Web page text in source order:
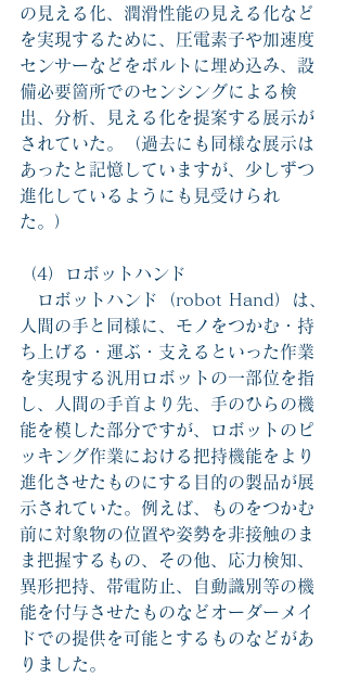
の見える化、潤滑性能の見える化など
を実現するために、圧電素子や加速度
センサーなどをボルトに埋め込み、設
備必要箇所でのセンシングによる検
出、分析、見える化を提案する展示が
されていた。（過去にも同様な展示は
あったと記憶していますが、少しずつ
進化しているようにも見受けられ
た。）
（4）ロボットハンド
ロボットハンド（robot Hand）は、
人間の手と同様に、モノをつかむ・持
ち上げる・運ぶ・支えるといった作業
を実現する汎用ロボットの一部位を指
し、人間の手首より先、手のひらの機
能を模した部分ですが、ロボットのピ
ッキング作業における把持機能をより
進化させたものにする目的の製品が展
示されていた。例えば、ものをつかむ
前に対象物の位置や姿勢を非接触のま
ま把握するもの、その他、応力検知、
異形把持、帯電防止、自動識別等の機
能を付与させたものなどオーダーメイ
ドでの提供を可能とするものなどがあ
りました。